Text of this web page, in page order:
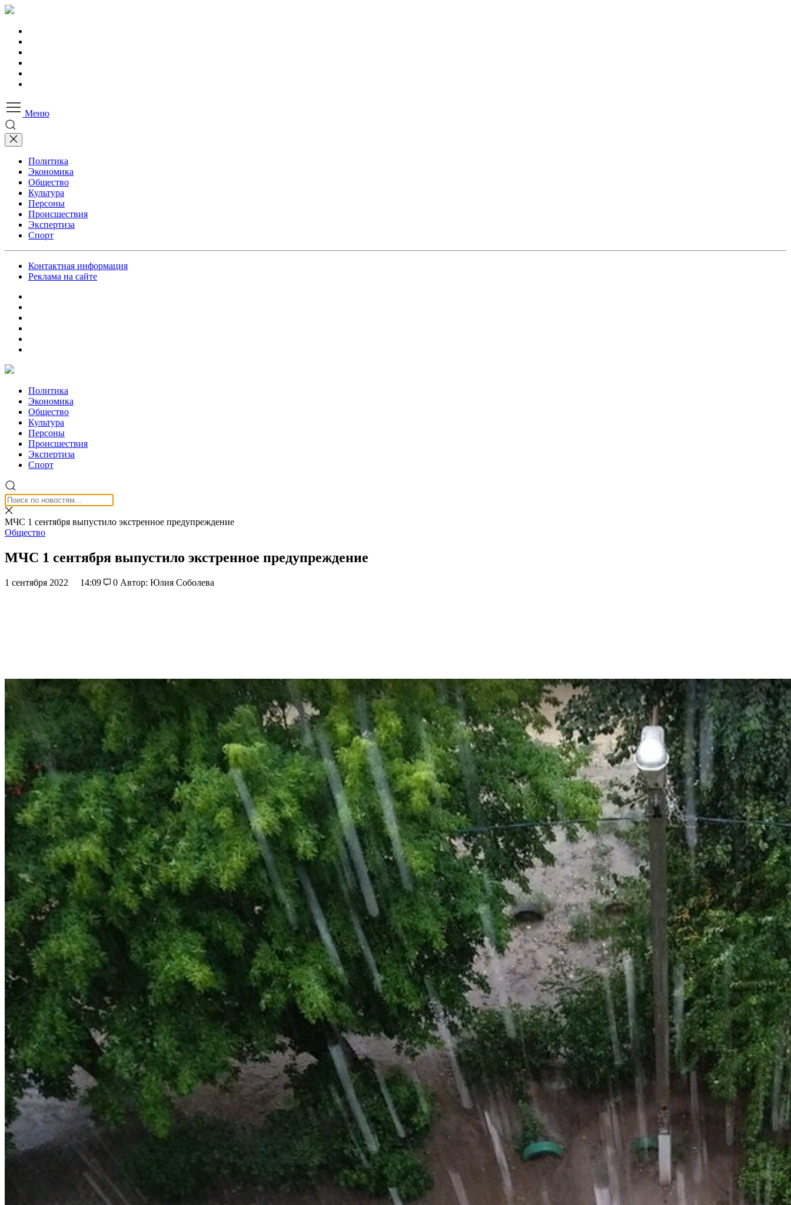
Меню
Политика
Экономика
Общество
Культура
Персоны
Происшествия
Экспертиза
Спорт
Контактная информация
Реклама на сайте
Политика
Экономика
Общество
Культура
Персоны
Происшествия
Экспертиза
Спорт
МЧС 1 сентября выпустило экстренное предупреждение
Общество
МЧС 1 сентября выпустило экстренное предупреждение
1 сентября 2022 14:09 0 Автор: Юлия Соболева